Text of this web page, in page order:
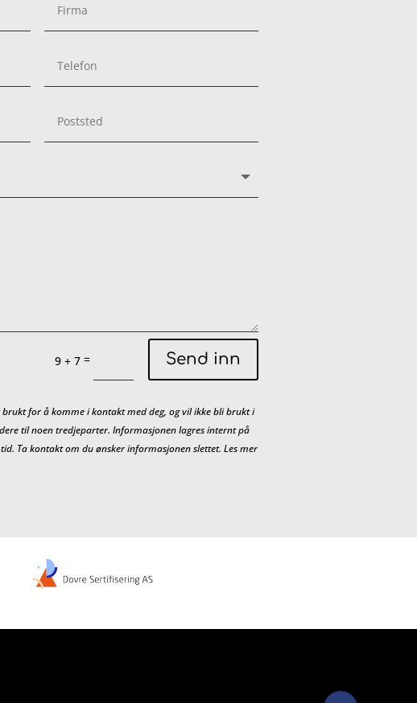
9 + 7= Send inn
for å komme i kontakt med deg, og vil ikke bli brukt i
til noen tredjeparter. Informasjonen lagres internt på
Ta kontakt om du ønsker informasjonen slettet. Les mer